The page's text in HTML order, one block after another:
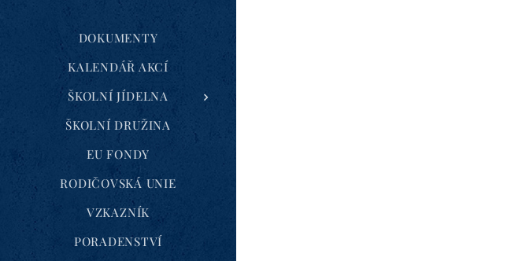
DOKUMENTY
KALENDÁŘ AKCÍ
ŠKOLNÍ JÍDELNA
ŠKOLNÍ DRUŽINA
EU FONDY
RODIČOVSKÁ UNIE
VZKAZNÍK
PORADENSTVÍ